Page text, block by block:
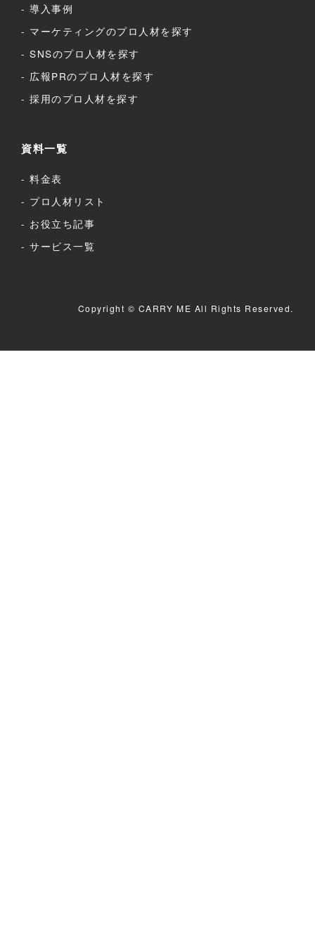
導入事例
マーケティングのプロ人材を探す
SNSのプロ人材を探す
広報PRのプロ人材を探す
採用のプロ人材を探す
資料一覧
料金表
プロ人材リスト
お役立ち記事
サービス一覧
Copyright © CARRY ME All Rights Reserved.